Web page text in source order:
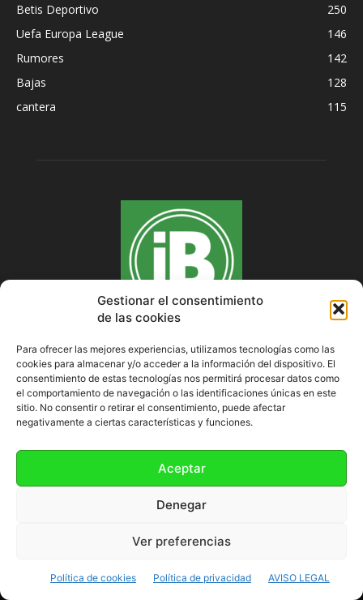
Gestionar el consentimiento
de las cookies
Para ofrecer las mejores experiencias, utilizamos tecnologías como las
cookies para almacenar y/o acceder a la información del dispositivo. El
consentimiento de estas tecnologías nos permitirá procesar datos como
el comportamiento de navegación o las identificaciones únicas en este
sitio. No consentir o retirar el consentimiento, puede afectar
negativamente a ciertas características y funciones.
Aceptar
Denegar
Ver preferencias
Política de cookies Política de privacidad AVISO LEGAL
Betis Deportivo
250
Uefa Europa League
146
Rumores
142
Bajas
128
cantera
115
SOBRE NOSOTROS
Política de cookies (UE)
©